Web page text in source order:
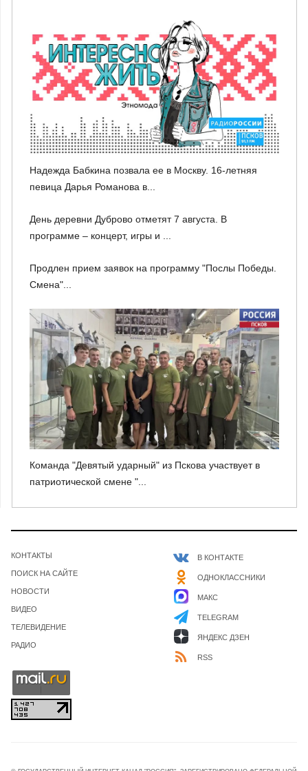
Надежда Бабкина позвала ее в Москву. 16-летняя
певица Дарья Романова в...
День деревни Дуброво отметят 7 августа. В
программе – концерт, игры и ...
Продлен прием заявок на программу "Послы Победы.
Смена"...
Команда "Девятый ударный" из Пскова участвует в
патриотической смене "...
КОНТАКТЫ
ПОИСК НА САЙТЕ
НОВОСТИ
ВИДЕО
ТЕЛЕВИДЕНИЕ
РАДИО
В КОНТАКТЕ
ОДНОКЛАССНИКИ
МАКС
TELEGRAM
ЯНДЕКС ДЗЕН
RSS